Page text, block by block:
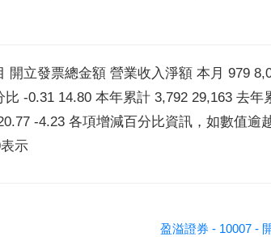
開立發票總金額 營業收入淨額 本月 979
-0.31 14.80 本年累計 3,792 29,163 去年
-4.23 各項增減百分比資訊，如數值逾
示
盈溢證券 - 10007 -